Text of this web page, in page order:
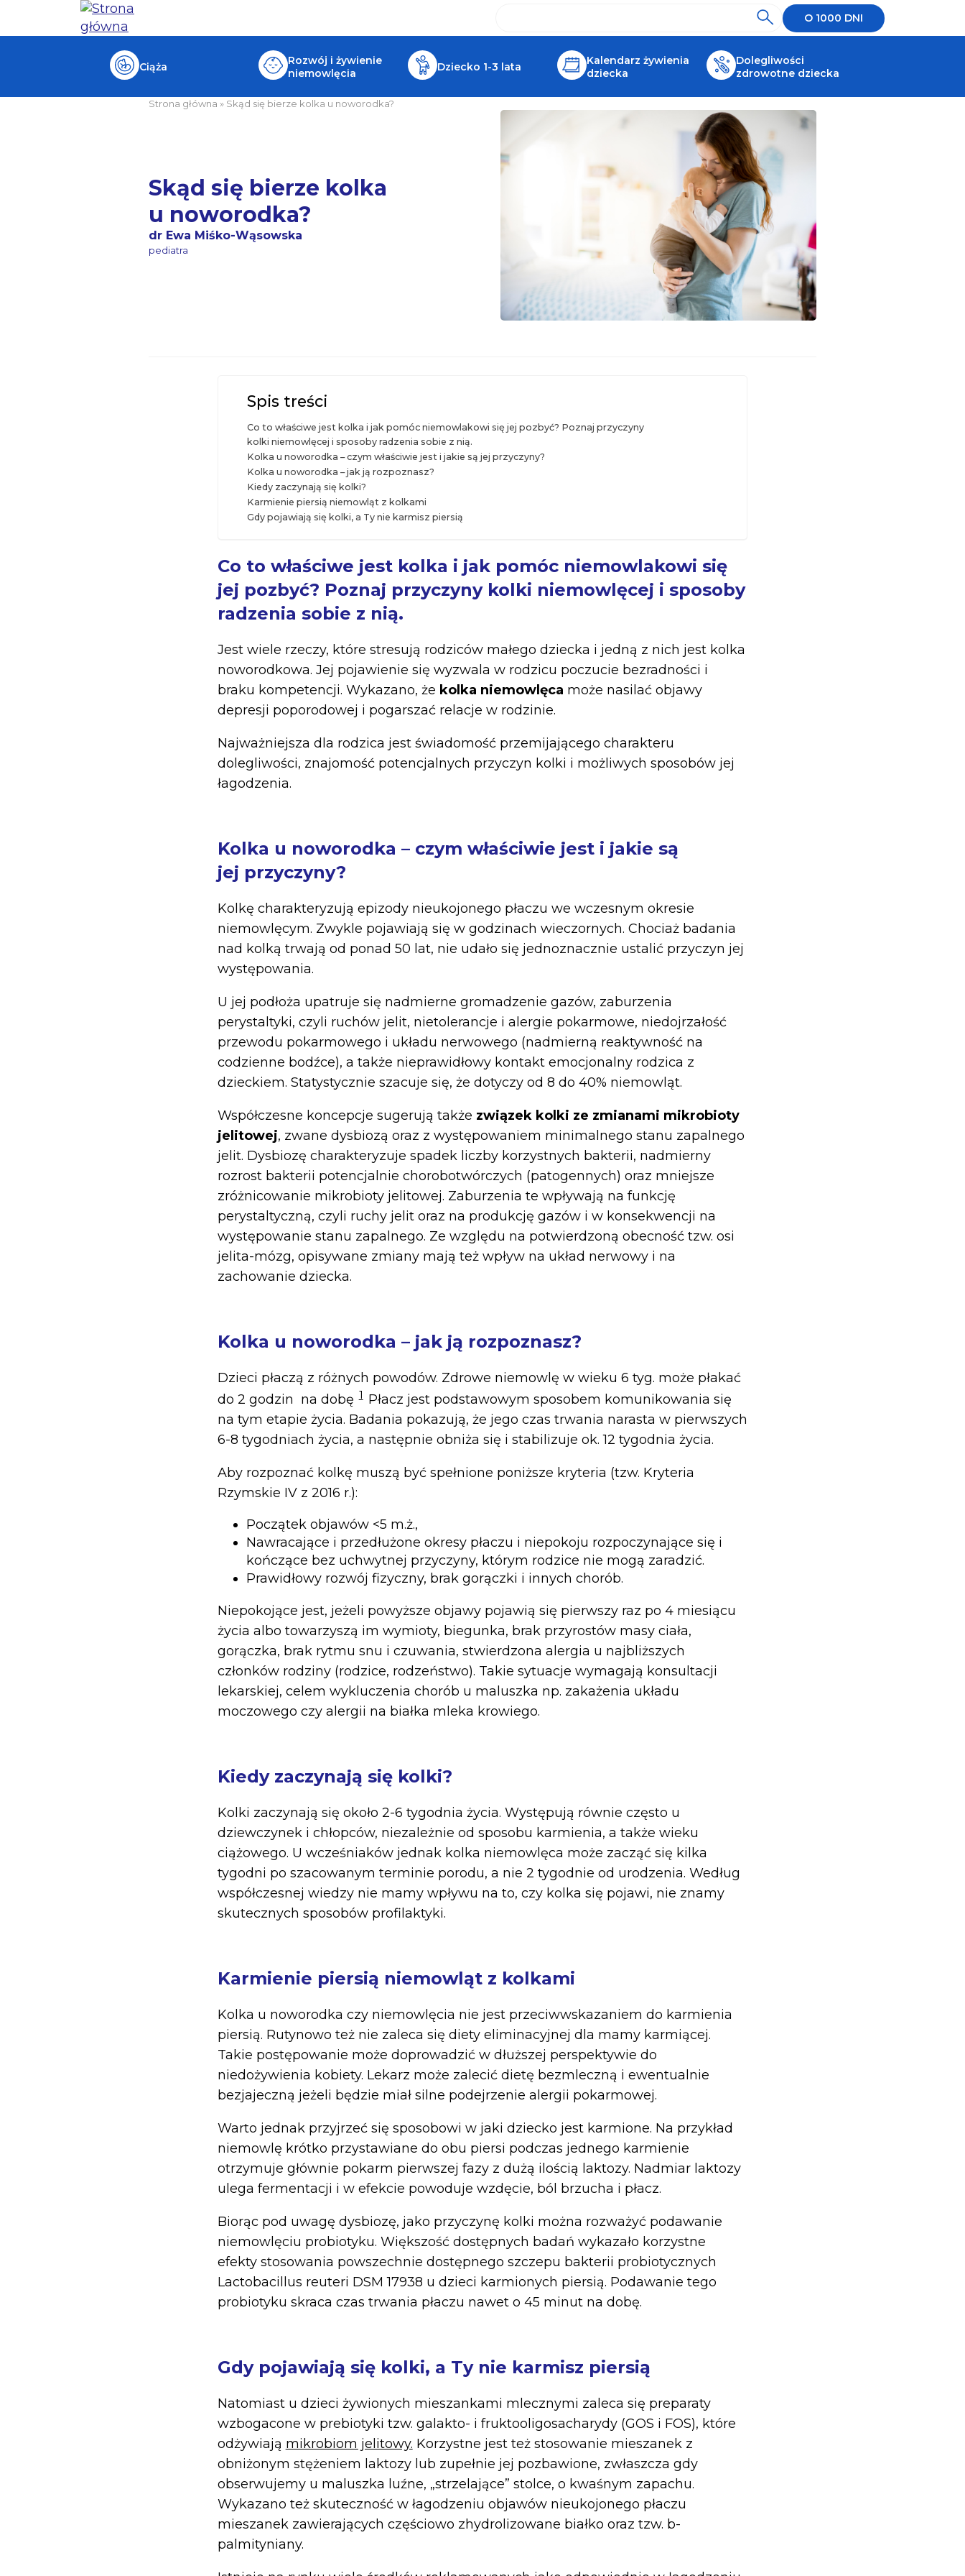
O 1000 DNI
Ciąża
Rozwój i żywienie
niemowlęcia
Dziecko 1-3 lata
Kalendarz żywienia
dziecka
Dolegliwości
zdrowotne dziecka
Strona główna » Skąd się bierze kolka u noworodka?
Skąd się bierze kolka
u noworodka?
dr Ewa Miśko-Wąsowska
pediatra
Spis treści
Co to właściwe jest kolka i jak pomóc niemowlakowi się jej pozbyć? Poznaj przyczyny
kolki niemowlęcej i sposoby radzenia sobie z nią.
Kolka u noworodka – czym właściwie jest i jakie są jej przyczyny?
Kolka u noworodka – jak ją rozpoznasz?
Kiedy zaczynają się kolki?
Karmienie piersią niemowląt z kolkami
Gdy pojawiają się kolki, a Ty nie karmisz piersią
Co to właściwe jest kolka i jak pomóc niemowlakowi się
jej pozbyć? Poznaj przyczyny kolki niemowlęcej i sposoby
radzenia sobie z nią.
Jest wiele rzeczy, które stresują rodziców małego dziecka i jedną z nich jest kolka
noworodkowa. Jej pojawienie się wyzwala w rodzicu poczucie bezradności i
braku kompetencji. Wykazano, że kolka niemowlęca może nasilać objawy
depresji poporodowej i pogarszać relacje w rodzinie.
Najważniejsza dla rodzica jest świadomość przemijającego charakteru
dolegliwości, znajomość potencjalnych przyczyn kolki i możliwych sposobów jej
łagodzenia.
Kolka u noworodka – czym właściwie jest i jakie są
jej przyczyny?
Kolkę charakteryzują epizody nieukojonego płaczu we wczesnym okresie
niemowlęcym. Zwykle pojawiają się w godzinach wieczornych. Chociaż badania
nad kolką trwają od ponad 50 lat, nie udało się jednoznacznie ustalić przyczyn jej
występowania.
U jej podłoża upatruje się nadmierne gromadzenie gazów, zaburzenia
perystaltyki, czyli ruchów jelit, nietolerancje i alergie pokarmowe, niedojrzałość
przewodu pokarmowego i układu nerwowego (nadmierną reaktywność na
codzienne bodźce), a także nieprawidłowy kontakt emocjonalny rodzica z
dzieckiem. Statystycznie szacuje się, że dotyczy od 8 do 40% niemowląt.
Współczesne koncepcje sugerują także związek kolki ze zmianami mikrobioty
jelitowej, zwane dysbiozą oraz z występowaniem minimalnego stanu zapalnego
jelit. Dysbiozę charakteryzuje spadek liczby korzystnych bakterii, nadmierny
rozrost bakterii potencjalnie chorobotwórczych (patogennych) oraz mniejsze
zróżnicowanie mikrobioty jelitowej. Zaburzenia te wpływają na funkcję
perystaltyczną, czyli ruchy jelit oraz na produkcję gazów i w konsekwencji na
występowanie stanu zapalnego. Ze względu na potwierdzoną obecność tzw. osi
jelita-mózg, opisywane zmiany mają też wpływ na układ nerwowy i na
zachowanie dziecka.
Kolka u noworodka – jak ją rozpoznasz?
Dzieci płaczą z różnych powodów. Zdrowe niemowlę w wieku 6 tyg. może płakać
do 2 godzin na dobę 1 Płacz jest podstawowym sposobem komunikowania się
na tym etapie życia. Badania pokazują, że jego czas trwania narasta w pierwszych
6-8 tygodniach życia, a następnie obniża się i stabilizuje ok. 12 tygodnia życia.
Aby rozpoznać kolkę muszą być spełnione poniższe kryteria (tzw. Kryteria
Rzymskie IV z 2016 r.):
Początek objawów <5 m.ż.,
Nawracające i przedłużone okresy płaczu i niepokoju rozpoczynające się i
kończące bez uchwytnej przyczyny, którym rodzice nie mogą zaradzić.
Prawidłowy rozwój fizyczny, brak gorączki i innych chorób.
Niepokojące jest, jeżeli powyższe objawy pojawią się pierwszy raz po 4 miesiącu
życia albo towarzyszą im wymioty, biegunka, brak przyrostów masy ciała,
gorączka, brak rytmu snu i czuwania, stwierdzona alergia u najbliższych
członków rodziny (rodzice, rodzeństwo). Takie sytuacje wymagają konsultacji
lekarskiej, celem wykluczenia chorób u maluszka np. zakażenia układu
moczowego czy alergii na białka mleka krowiego.
Kiedy zaczynają się kolki?
Kolki zaczynają się około 2-6 tygodnia życia. Występują równie często u
dziewczynek i chłopców, niezależnie od sposobu karmienia, a także wieku
ciążowego. U wcześniaków jednak kolka niemowlęca może zacząć się kilka
tygodni po szacowanym terminie porodu, a nie 2 tygodnie od urodzenia. Według
współczesnej wiedzy nie mamy wpływu na to, czy kolka się pojawi, nie znamy
skutecznych sposobów profilaktyki.
Karmienie piersią niemowląt z kolkami
Kolka u noworodka czy niemowlęcia nie jest przeciwwskazaniem do karmienia
piersią. Rutynowo też nie zaleca się diety eliminacyjnej dla mamy karmiącej.
Takie postępowanie może doprowadzić w dłuższej perspektywie do
niedożywienia kobiety. Lekarz może zalecić dietę bezmleczną i ewentualnie
bezjajeczną jeżeli będzie miał silne podejrzenie alergii pokarmowej.
Warto jednak przyjrzeć się sposobowi w jaki dziecko jest karmione. Na przykład
niemowlę krótko przystawiane do obu piersi podczas jednego karmienie
otrzymuje głównie pokarm pierwszej fazy z dużą ilością laktozy. Nadmiar laktozy
ulega fermentacji i w efekcie powoduje wzdęcie, ból brzucha i płacz.
Biorąc pod uwagę dysbiozę, jako przyczynę kolki można rozważyć podawanie
niemowlęciu probiotyku. Większość dostępnych badań wykazało korzystne
efekty stosowania powszechnie dostępnego szczepu bakterii probiotycznych
Lactobacillus reuteri DSM 17938 u dzieci karmionych piersią. Podawanie tego
probiotyku skraca czas trwania płaczu nawet o 45 minut na dobę.
Gdy pojawiają się kolki, a Ty nie karmisz piersią
Natomiast u dzieci żywionych mieszankami mlecznymi zaleca się preparaty
wzbogacone w prebiotyki tzw. galakto- i fruktooligosacharydy (GOS i FOS), które
odżywiają mikrobiom jelitowy. Korzystne jest też stosowanie mieszanek z
obniżonym stężeniem laktozy lub zupełnie jej pozbawione, zwłaszcza gdy
obserwujemy u maluszka luźne, „strzelające” stolce, o kwaśnym zapachu.
Wykazano też skuteczność w łagodzeniu objawów nieukojonego płaczu
mieszanek zawierających częściowo zhydrolizowane białko oraz tzw. b-
palmityniany.